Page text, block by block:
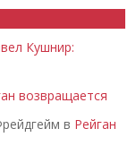
Кушнир:
возвращается
в Рейган